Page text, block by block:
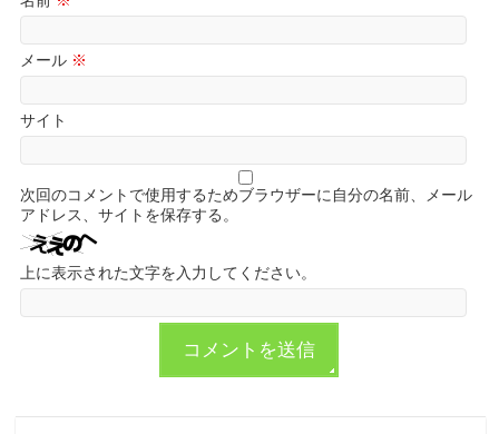
メール ※
サイト
次回のコメントで使用するためブラウザーに自分の名前、メール
アドレス、サイトを保存する。
上に表示された文字を入力してください。